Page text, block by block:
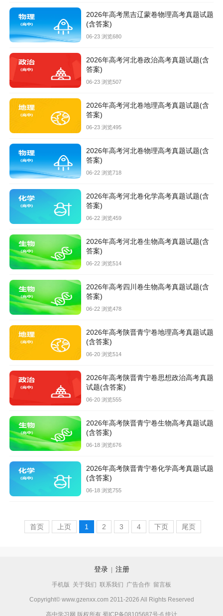
2026年高考黑吉辽蒙卷物理高考真题试题
(含答案)
06-23 浏览680
2026年高考河北卷政治高考真题试题(含
答案)
06-23 浏览507
2026年高考河北卷地理高考真题试题(含
答案)
06-23 浏览495
2026年高考河北卷物理高考真题试题(含
答案)
06-22 浏览718
2026年高考河北卷化学高考真题试题(含
答案)
06-22 浏览459
2026年高考河北卷生物高考真题试题(含
答案)
06-22 浏览514
2026年高考四川卷生物高考真题试题(含
答案)
06-22 浏览478
2026年高考陕晋青宁卷地理高考真题试题
(含答案)
06-20 浏览514
2026年高考陕晋青宁卷思想政治高考真题
试题(含答案)
06-20 浏览555
2026年高考陕晋青宁卷生物高考真题试题
(含答案)
06-18 浏览676
2026年高考陕晋青宁卷化学高考真题试题
(含答案)
06-18 浏览755
首页 上页 1 2 3 4 下页 尾页
登录| 注册
手机版 关于我们 联系我们 广告合作 留言板
Copyright© www.gzenxx.com 2011-2026 All Rights Reserved
高中学习网 版权所有 蜀ICP备08105687号-6 统计